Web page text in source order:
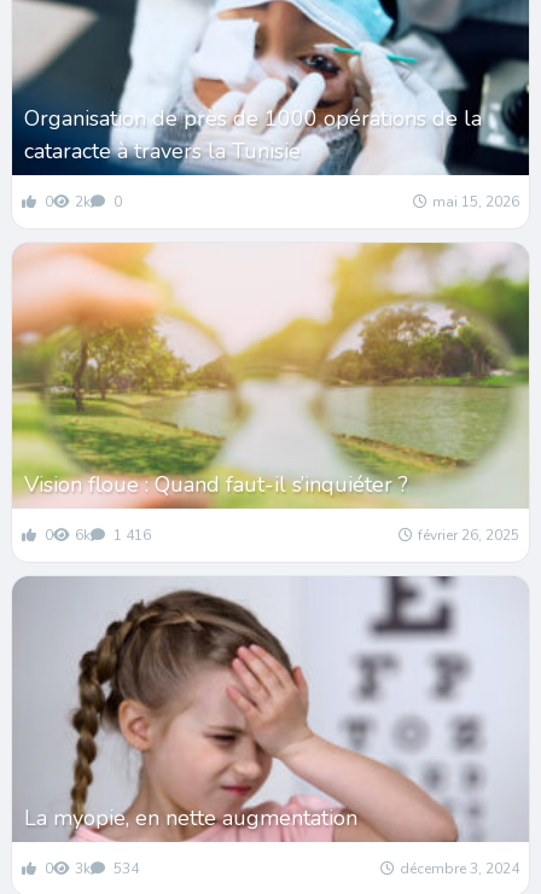
Organisation de près de 1000 opérations de la
cataracte à travers la Tunisie
0 2k 0 mai 15, 2026
Vision floue : Quand faut-il s’inquiéter ?
0 6k 1 416 février 26, 2025
La myopie, en nette augmentation
0 3k 534 décembre 3, 2024